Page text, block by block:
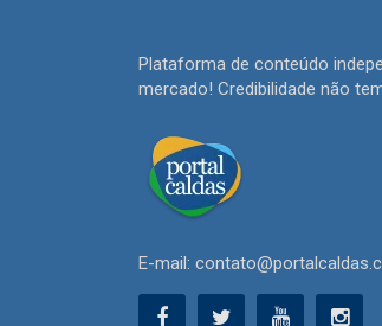
Plataforma de conteúdo
mercado! Credibilidade não
E-mail: